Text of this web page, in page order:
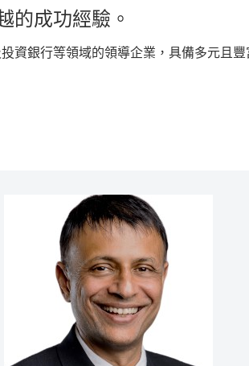
的成功經驗。
資銀行等領域的領導企業，具備多元且